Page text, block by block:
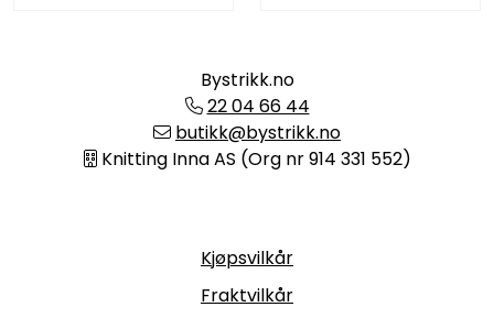
Bystrikk.no
22 04 66 44
butikk@bystrikk.no
Knitting Inna AS (Org nr 914 331 552)
Kjøpsvilkår
Fraktvilkår